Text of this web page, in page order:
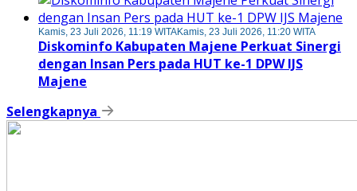
Kamis, 23 Juli 2026, 11:19 WITAKamis, 23 Juli 2026, 11:20 WITA
Diskominfo Kabupaten Majene Perkuat Sinergi
dengan Insan Pers pada HUT ke-1 DPW IJS
Majene
Selengkapnya